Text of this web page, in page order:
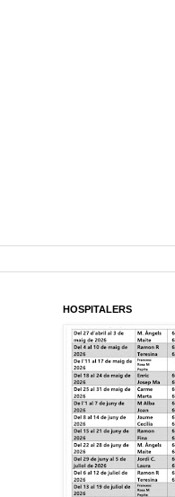
HOSPITALERS